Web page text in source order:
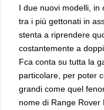
I due nuovi modelli, in
tra i più gettonati in
stenta a riprendere
costantemente a
Fca conta su tutta la
particolare, per poter
grandi come quel
nome di Range Rover